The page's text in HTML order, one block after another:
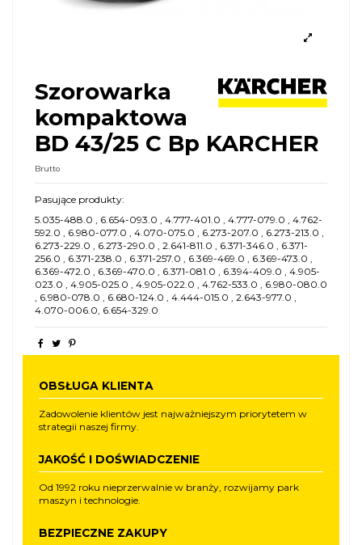
Szorowarka
kompaktowa
BD 43/25 C Bp KARCHER
Brutto
Pasujące produkty:
5.035-488.0 , 6.654-093.0 , 4.777-401.0 , 4.777-079.0 , 4.762-
592.0 , 6.980-077.0 , 4.070-075.0 , 6.273-207.0 , 6.273-213.0 ,
6.273-229.0 , 6.273-290.0 , 2.641-811.0 , 6.371-346.0 , 6.371-
256.0 , 6.371-238.0 , 6.371-257.0 , 6.369-469.0 , 6.369-473.0 ,
6.369-472.0 , 6.369-470.0 , 6.371-081.0 , 6.394-409.0 , 4.905-
023.0 , 4.905-025.0 , 4.905-022.0 , 4.762-533.0 , 6.980-080.0
, 6.980-078.0 , 6.680-124.0 , 4.444-015.0 , 2.643-977.0 ,
4.070-006.0, 6.654-329.0
OBSŁUGA KLIENTA
Zadowolenie klientów jest najważniejszym priorytetem w
strategii naszej firmy.
JAKOŚĆ I DOŚWIADCZENIE
Od 1992 roku nieprzerwalnie w branży, rozwijamy park
maszyn i technologie.
BEZPIECZNE ZAKUPY